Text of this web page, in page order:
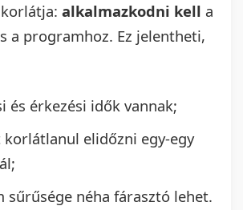
alkalmazkodni kell a
a programhoz. Ez jelentheti,
és érkezési idők vannak;
korlátlanul elidőzni egy-egy
sűrűsége néha fárasztó lehet.